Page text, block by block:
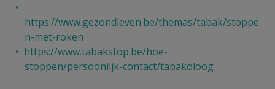
https://www.gezondleven.be/themas/tabak/stoppe
n-met-roken
https://www.tabakstop.be/hoe-
stoppen/persoonlijk-contact/tabakoloog